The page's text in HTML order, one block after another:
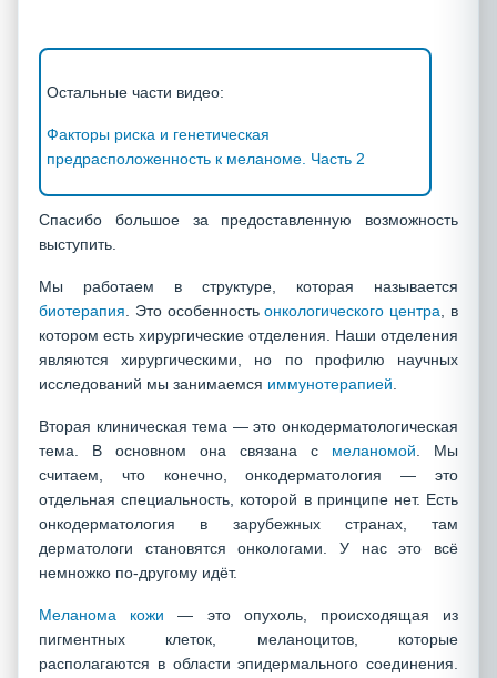
Остальные части видео:
Факторы риска и генетическая
предрасположенность к меланоме. Часть 2
Спасибо большое за предоставленную возможность
выступить.
Мы работаем в структуре, которая называется
биотерапия . Это особенностьонкологического центра , в
котором есть хирургические отделения. Наши отделения
являются хирургическими, но по профилю научных
исследований мы занимаемся иммунотерапией
Вторая клиническая тема — это онкодерматологическая
тема. В основном она связана с меланомой . Мы
считаем, что конечно, онкодерматология — это
отдельная специальность, которой в принципе нет. Есть
онкодерматология в зарубежных странах, там
дерматологи становятся онкологами. У нас это всё
немножко по-другому идёт.
Меланома кожи — это опухоль, происходящая из
пигментных клеток, меланоцитов, которые
располагаются в области эпидермального соединения.